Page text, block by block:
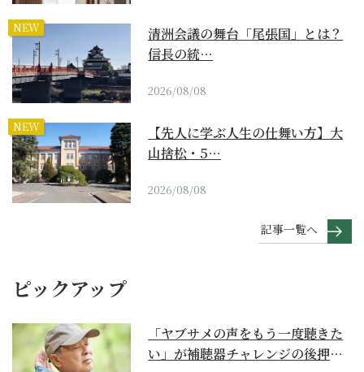
NEW
清洲会議の舞台「尾張国」とは？
信長の統…
2026/08/08
NEW
【先人に学ぶ人生の仕舞い方】大
山捨松・5…
2026/08/08
記事一覧へ
ピックアップ
「ヤブサメの声をもう一度聴きた
い」が補聴器チャレンジの後押し